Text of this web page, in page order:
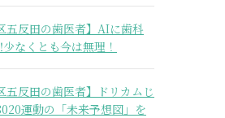
五反田の歯医者】AIに歯科
なくとも今は無理！
五反田の歯医者】ドリカムじ
運動の「未来予想図」を